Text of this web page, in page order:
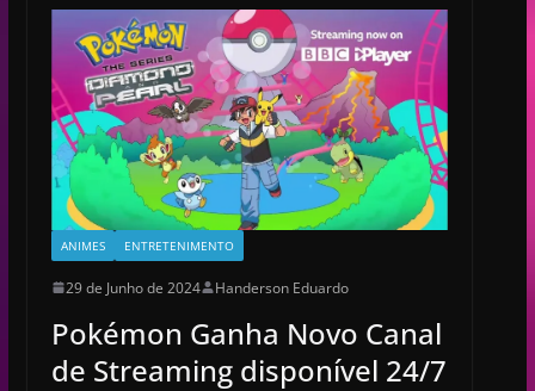
ANIMES ENTRETENIMENTO
29 de Junho de 2024 Handerson Eduardo
Pokémon Ganha Novo Canal
de Streaming disponível 24/7